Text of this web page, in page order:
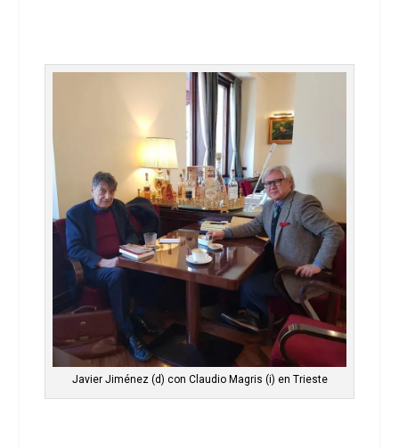
Javier Jiménez (d) con Claudio Magris (i) en Trieste